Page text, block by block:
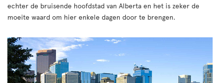
echter de bruisende hoofdstad van Alberta en het is zeker de
moeite waard om hier enkele dagen door te brengen.